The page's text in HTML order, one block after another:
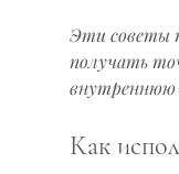
Эти советы
получать
внутреннюю
Как